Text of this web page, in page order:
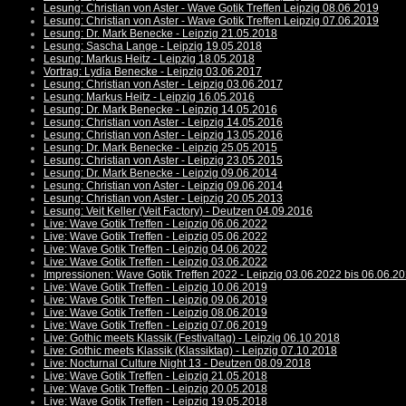
Lesung: Christian von Aster - Wave Gotik Treffen Leipzig 08.06.2019
Lesung: Christian von Aster - Wave Gotik Treffen Leipzig 07.06.2019
Lesung: Dr. Mark Benecke - Leipzig 21.05.2018
Lesung: Sascha Lange - Leipzig 19.05.2018
Lesung: Markus Heitz - Leipzig 18.05.2018
Vortrag: Lydia Benecke - Leipzig 03.06.2017
Lesung: Christian von Aster - Leipzig 03.06.2017
Lesung: Markus Heitz - Leipzig 16.05.2016
Lesung: Dr. Mark Benecke - Leipzig 14.05.2016
Lesung: Christian von Aster - Leipzig 14.05.2016
Lesung: Christian von Aster - Leipzig 13.05.2016
Lesung: Dr. Mark Benecke - Leipzig 25.05.2015
Lesung: Christian von Aster - Leipzig 23.05.2015
Lesung: Dr. Mark Benecke - Leipzig 09.06.2014
Lesung: Christian von Aster - Leipzig 09.06.2014
Lesung: Christian von Aster - Leipzig 20.05.2013
Lesung: Veit Keller (Veit Factory) - Deutzen 04.09.2016
Live: Wave Gotik Treffen - Leipzig 06.06.2022
Live: Wave Gotik Treffen - Leipzig 05.06.2022
Live: Wave Gotik Treffen - Leipzig 04.06.2022
Live: Wave Gotik Treffen - Leipzig 03.06.2022
Impressionen: Wave Gotik Treffen 2022 - Leipzig 03.06.2022 bis
Live: Wave Gotik Treffen - Leipzig 10.06.2019
Live: Wave Gotik Treffen - Leipzig 09.06.2019
Live: Wave Gotik Treffen - Leipzig 08.06.2019
Live: Wave Gotik Treffen - Leipzig 07.06.2019
Live: Gothic meets Klassik (Festivaltag) - Leipzig 06.10.2018
Live: Gothic meets Klassik (Klassiktag) - Leipzig 07.10.2018
Live: Nocturnal Culture Night 13 - Deutzen 08.09.2018
Live: Wave Gotik Treffen - Leipzig 21.05.2018
Live: Wave Gotik Treffen - Leipzig 20.05.2018
Live: Wave Gotik Treffen - Leipzig 19.05.2018